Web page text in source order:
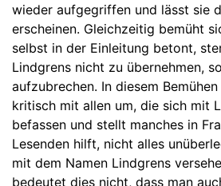
wieder aufgegriffen und lässt sie
erscheinen. Gleichzeitig bemüht
selbst in der Einleitung betont,
Lindgrens nicht zu übernehmen,
aufzubrechen. In diesem
kritisch mit allen um, die sich mit
befassen und stellt manches in
Lesenden hilft, nicht alles
mit dem Namen Lindgrens
bedeutet dies nicht, dass man